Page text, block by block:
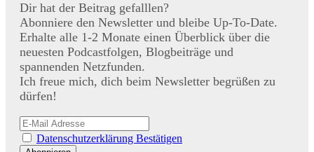
Dir hat der Beitrag gefalllen?
Abonniere den Newsletter und bleibe Up-To-Date.
Erhalte alle 1-2 Monate einen Überblick über die
neuesten Podcastfolgen, Blogbeiträge und
spannenden Netzfunden.
Ich freue mich, dich beim Newsletter begrüßen zu
dürfen!
Datenschutzerklärung Bestätigen